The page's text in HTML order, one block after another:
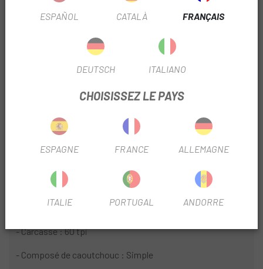
dangereux où le risque de coupures latérales et d'abrasion
TR Tubeless Prêt
Les pneus Tubeless Ready offrent de nombreux avantages
par rapport aux pneus conventionnels : la capacité de
rouler à des pressions plus basses améliorant la traction ;
résistance au roulement inférieure à celle d'un pneu
tubulaire ; moins de risque de crevaison puisqu'il n'y a pas
de tube. Les pneus Maxxis Tubeless Ready (TR) offrent les
Taille : 27.5X2.50WT :
- ETRTO : 63-584
- Carcasse : 60 tpi
- Composé de caoutchouc : Simple
ESPAÑOL CATALÀ FRANÇAIS
DEUTSCH ITALIANO
CHOISISSEZ LE PAYS
ESPAGNE FRANCE ALLEMAGNE
ITALIE PORTUGAL ANDORRE